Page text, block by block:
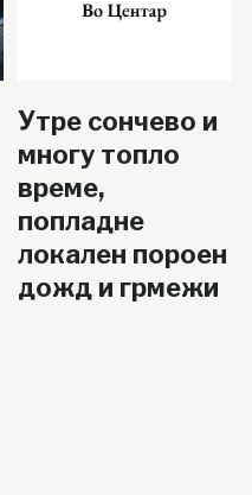
Утре сончево и
многу топло
време,
попладне
локален пороен
дожд и грмежи